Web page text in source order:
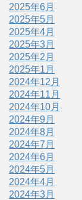
2025年6月
2025年5月
2025年4月
2025年3月
2025年2月
2025年1月
2024年12月
2024年11月
2024年10月
2024年9月
2024年8月
2024年7月
2024年6月
2024年5月
2024年4月
2024年3月